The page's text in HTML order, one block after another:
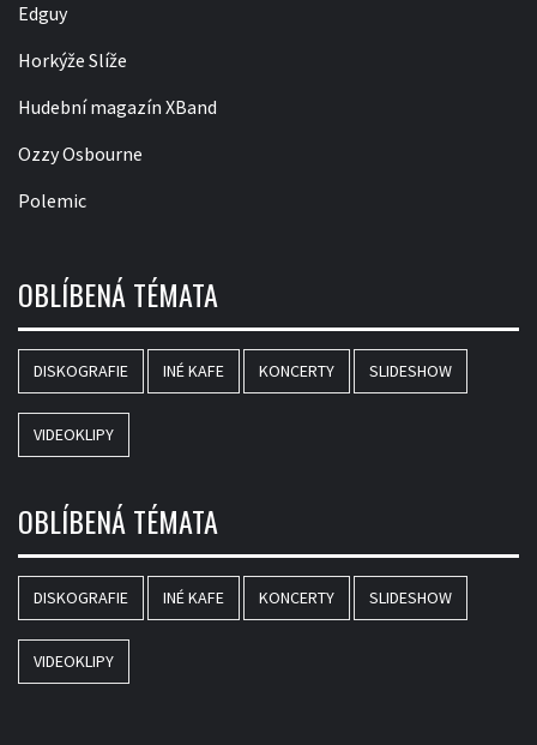
Edguy
Horkýže Slíže
Hudební magazín XBand
Ozzy Osbourne
Polemic
OBLÍBENÁ TÉMATA
DISKOGRAFIE INÉ KAFE KONCERTY SLIDESHOW
VIDEOKLIPY
OBLÍBENÁ TÉMATA
DISKOGRAFIE INÉ KAFE KONCERTY SLIDESHOW
VIDEOKLIPY